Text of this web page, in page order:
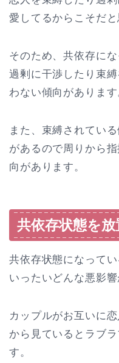
愛してるからこそだと
そのため、共依存に
過剰に干渉したり束
わない傾向があります
また、束縛されてい
があるので周りから
向があります。
共依存状態を
共依存状態になって
いったいどんな悪影
カップルがお互いに
から見ているとラブ
す。